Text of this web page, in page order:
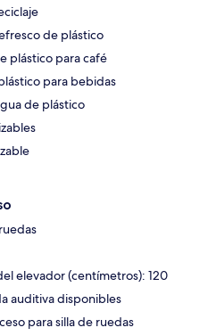
de plástico
plástico para café
para bebidas
de plástico
elevador (centímetros): 120
auditiva disponibles
para silla de ruedas